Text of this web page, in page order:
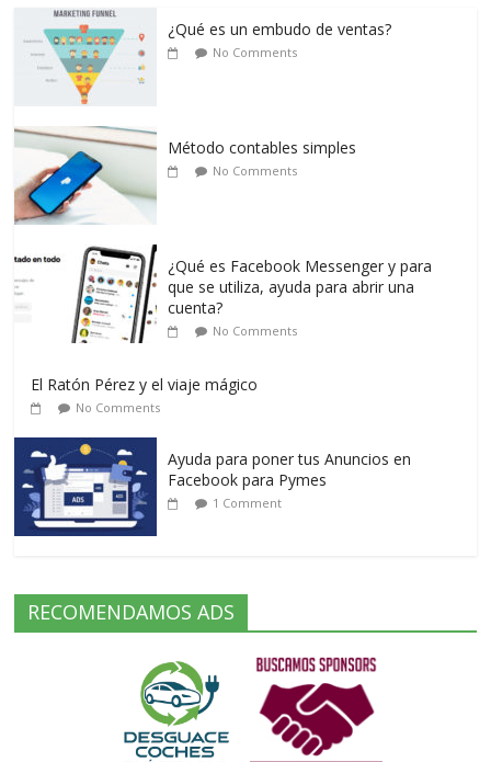
¿Qué es un embudo de ventas?
No Comments
Método contables simples
No Comments
¿Qué es Facebook Messenger y para
que se utiliza, ayuda para abrir una
cuenta?
No Comments
El Ratón Pérez y el viaje mágico
No Comments
Ayuda para poner tus Anuncios en
Facebook para Pymes
1 Comment
RECOMENDAMOS ADS